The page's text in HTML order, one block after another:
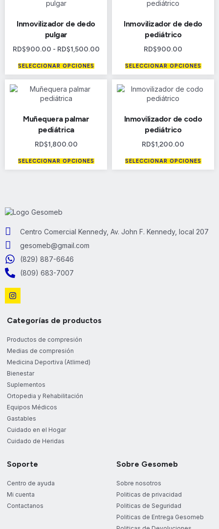
Inmovilizador de dedo
pulgar
RD$900.00 - RD$1,500.00
SELECCIONAR OPCIONES
Inmovilizador de dedo
pediátrico
RD$900.00
SELECCIONAR OPCIONES
Muñequera palmar
pediátrica
RD$1,800.00
SELECCIONAR OPCIONES
Inmovilizador de codo
pediátrico
RD$1,200.00
SELECCIONAR OPCIONES
Centro Comercial Kennedy, Av. John F. Kennedy, local 207
gesomeb@gmail.com
(829) 887-6646
(809) 683-7007
Categorías de productos
Productos de compresión
Medias de compresión
Medicina Deportiva (Atlimed)
Bienestar
Suplementos
Ortopedia y Rehabilitación
Equipos Médicos
Gastables
Cuidado en el Hogar
Cuidado de Heridas
Soporte
Centro de ayuda
Mi cuenta
Contactanos
Sobre Gesomeb
Sobre nosotros
Politicas de privacidad
Politicas de Seguridad
Politicas de Entrega Gesomeb